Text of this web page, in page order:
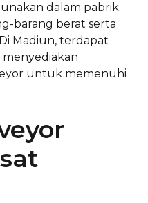
dalam pabrik
barang berat serta
Madiun, terdapat
untuk memenuhi